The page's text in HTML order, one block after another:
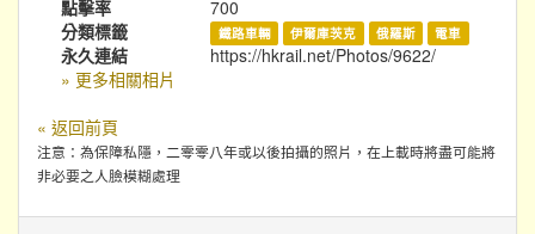
點擊率
700
分類標籤
鐵路車輛 伊爾庫茨克 俄羅斯 電車
永久連結
https://hkrail.net/Photos/9622/
» 更多相關相片
« 返回前頁
注意：為保障私隱，二零零八年或以後拍攝的照片，在上載時將盡可能將
非必要之人臉模糊處理